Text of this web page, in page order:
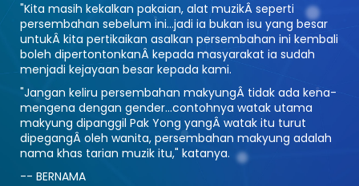
"Kita masih kekalkan pakaian, alat muzikÂ seperti
persembahan sebelum ini...jadi ia bukan isu yang besar
untukÂ kita pertikaikan asalkan persembahan ini kembali
boleh dipertontonkanÂ kepada masyarakat ia sudah
menjadi kejayaan besar kepada kami.
"Jangan keliru persembahan makyungÂ tidak ada kena-
mengena dengan gender...contohnya watak utama
makyung dipanggil Pak Yong yangÂ watak itu turut
dipegangÂ oleh wanita, persembahan makyung adalah
nama khas tarian muzik itu," katanya.
-- BERNAMA